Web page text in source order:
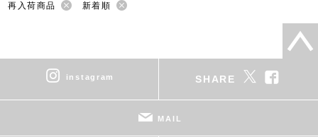
再入荷商品
新着順
instagram SHARE
MAIL